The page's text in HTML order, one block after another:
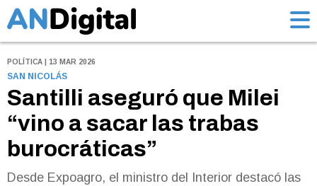
POLÍTICA | 13 MAR 2026
SAN NICOLÁS
Santilli aseguró que Milei
“vino a sacar las trabas
burocráticas”
Desde Expoagro, el ministro del Interior destacó las